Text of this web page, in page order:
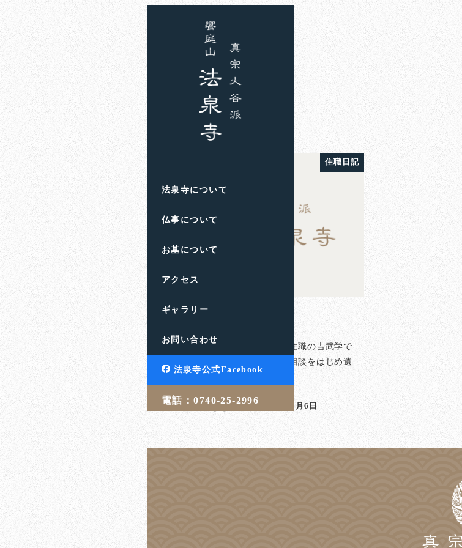
法泉寺について
仏事について
お墓について
アクセス
ギャラリー
お問い合わせ
法泉寺公式Facebook
電話：0740-25-2996
お知らせ
衣替え
住職日記
滋賀県高島市の饗庭山法泉寺住職の吉武学で
す。人生のお悩みや終活のご相談をはじめ遺
言・相続・葬儀・埋葬 […]
吉武 学
投稿日
2023年4月6日